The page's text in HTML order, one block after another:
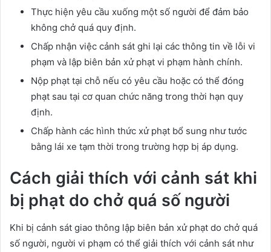
Thực hiện yêu cầu xuống một số người để đảm bảo
không chở quá quy định.
Chấp nhận việc cảnh sát ghi lại các thông tin về lỗi vi
phạm và lập biên bản xử phạt vi phạm hành chính.
Nộp phạt tại chỗ nếu có yêu cầu hoặc có thể đóng
phạt sau tại cơ quan chức năng trong thời hạn quy
định.
Chấp hành các hình thức xử phạt bổ sung như tước
bằng lái xe tạm thời trong trường hợp bị áp dụng.
Cách giải thích với cảnh sát khi
bị phạt do chở quá số người
Khi bị cảnh sát giao thông lập biên bản xử phạt do chở quá
số người, người vi phạm có thể giải thích với cảnh sát như